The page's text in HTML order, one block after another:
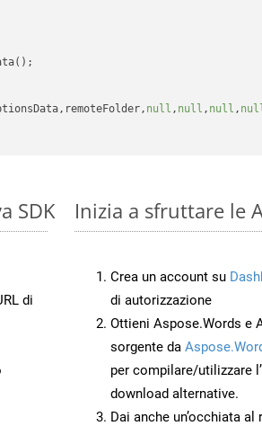
null , null , null ,
SDK
di
Inizia a sfruttare le
Crea un account su
di autorizzazione
Ottieni Aspose.Words e
sorgente da
per compilare/utilizzare
download alternative.
Dai anche un’occhiata